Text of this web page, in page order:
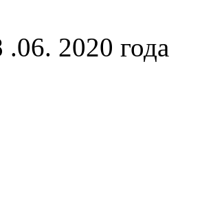
2020 года